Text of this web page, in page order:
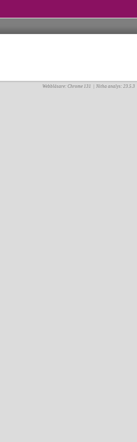
Webbläsare: Chrome 131 | Nitha analys: 23.5.3